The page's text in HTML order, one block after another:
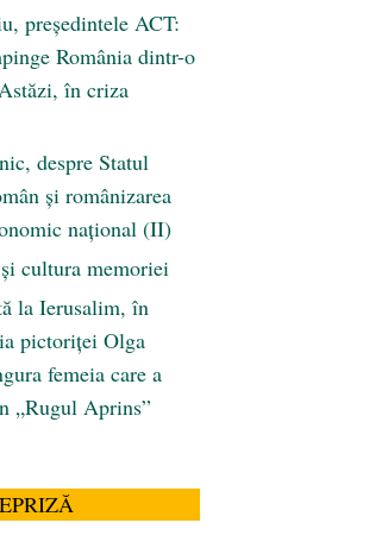
președintele ACT:
România dintr-o
în criza
despre Statul
şi românizarea
naţional (II)
cultura memoriei
la Ierusalim, în
pictoriței Olga
femeia care a
„Rugul Aprins”